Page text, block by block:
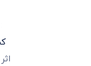
اثر